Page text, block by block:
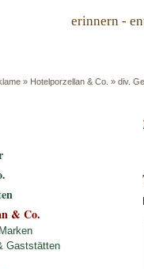
erinnern -
» Hotelporzellan & Co. » div.
& Co.
Gaststätten